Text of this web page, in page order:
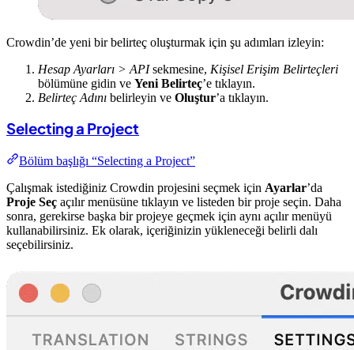
Crowdin’de yeni bir belirteç oluşturmak için şu adımları izleyin:
Hesap Ayarları > APIsekmesine, Kişisel Erişim Belirteçleri
bölümüne gidin ve Yeni Belirteç’e tıklayın.
Belirteç Adını belirleyin ve Oluştur’a tıklayın.
Selecting a Project
Bölüm başlığı “Selecting a Project”
Çalışmak istediğiniz Crowdin projesini seçmek için Ayarlar’da
Proje Seç açılır menüsüne tıklayın ve listeden bir proje seçin. Daha
sonra, gerekirse başka bir projeye geçmek için aynı açılır menüyü
kullanabilirsiniz. Ek olarak, içeriğinizin yükleneceği belirli dalı
seçebilirsiniz.